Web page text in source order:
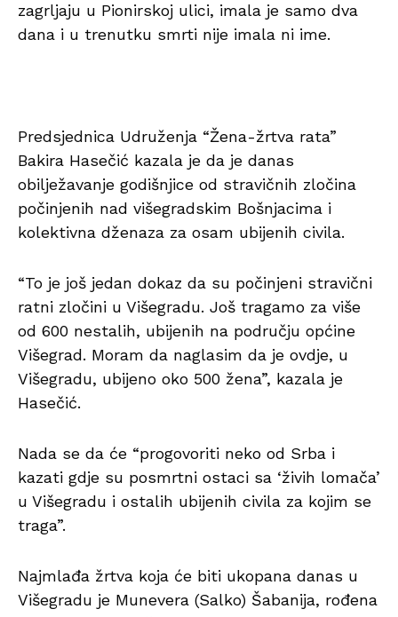
zagrljaju u Pionirskoj ulici, imala je samo dva
dana i u trenutku smrti nije imala ni ime.
Predsjednica Udruženja “Žena-žrtva rata”
Bakira Hasečić kazala je da je danas
obilježavanje godišnjice od stravičnih zločina
počinjenih nad višegradskim Bošnjacima i
kolektivna dženaza za osam ubijenih civila.
“To je još jedan dokaz da su počinjeni stravični
ratni zločini u Višegradu. Još tragamo za više
od 600 nestalih, ubijenih na području općine
Višegrad. Moram da naglasim da je ovdje, u
Višegradu, ubijeno oko 500 žena”, kazala je
Hasečić.
Nada se da će “progovoriti neko od Srba i
kazati gdje su posmrtni ostaci sa ‘živih lomača’
u Višegradu i ostalih ubijenih civila za kojim se
traga”.
Najmlađa žrtva koja će biti ukopana danas u
Višegradu je Munevera (Salko) Šabanija, rođena